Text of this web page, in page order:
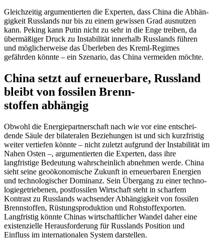
Gleich­zeitig argumen­tierten die Experten, dass China die Abhän­
gigkeit Russlands nur bis zu einem gewissen Grad ausnutzen
kann. Peking kann Putin nicht zu sehr in die Enge treiben, da
übermä­ßiger Druck zu Insta­bi­lität innerhalb Russlands führen
und mögli­cher­weise das Überleben des Kreml-Regimes
gefährden könnte – ein Szenario, das China vermeiden möchte.
China setzt auf erneu­erbare, Russland
bleibt von fossilen Brenn­
stoffen abhängig
Obwohl die Energie­part­ner­schaft nach wie vor eine entschei­
dende Säule der bilate­ralen Bezie­hungen ist und sich kurzfristig
weiter vertiefen könnte – nicht zuletzt aufgrund der Insta­bi­lität im
Nahen Osten –, argumen­tierten die Experten, dass ihre
langfristige Bedeutung wahrscheinlich abnehmen werde. China
sieht seine geoöko­no­mische Zukunft in erneu­er­baren Energien
und techno­lo­gi­scher Dominanz. Sein Übergang zu einer techno­
lo­gie­ge­trie­benen, postfos­silen Wirtschaft steht in scharfem
Kontrast zu Russlands wachsender Abhän­gigkeit von fossilen
Brenn­stoffen, Rüstungs­pro­duktion und Rohstoff­ex­porten.
Langfristig könnte Chinas wirtschaft­licher Wandel daher eine
existen­zielle Heraus­for­derung für Russlands Position und
Einfluss im inter­na­tio­nalen System darstellen.